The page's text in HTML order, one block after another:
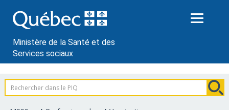
au
contenu
Ministère de la Santé et des
Services sociaux
Information